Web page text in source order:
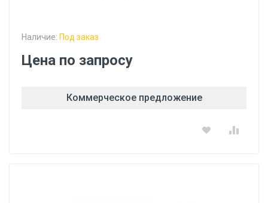
Наличие: Под заказ
Цена по запросу
Коммерческое предложение